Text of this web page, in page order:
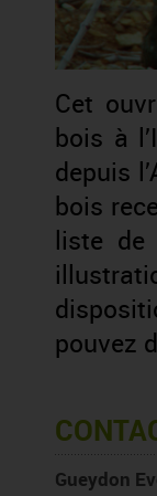
Cet
bois à
depuis
bois
liste de
pouvez
Gueydon